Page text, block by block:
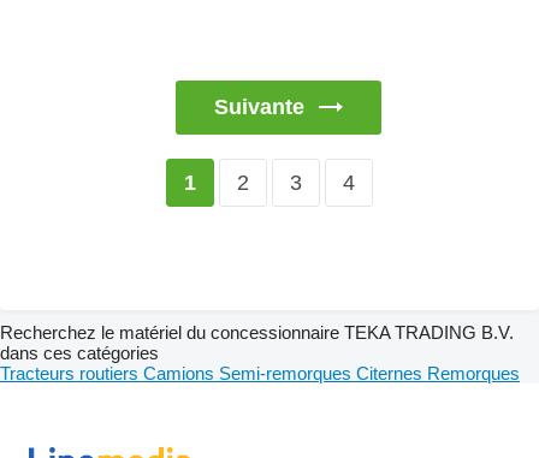
Suivante
1 2 3 4
Recherchez le matériel du concessionnaire TEKA TRADING B.V.
dans ces catégories
Tracteurs routiers Camions Semi-remorques Citernes Remorques